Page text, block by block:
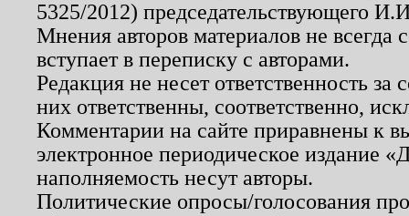
5325/2012) председательствующего
Мнения авторов материалов не
вступает в переписку с авторами.
Редакция не несет ответственность
них ответственны, соответственно,
Комментарии на сайте приравнены к
электронное периодическое издание
наполняемость несут авторы.
Политические опросы/голосования